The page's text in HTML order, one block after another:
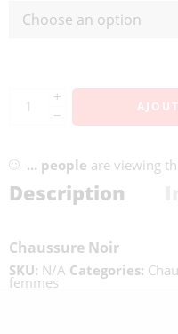
+
−
... people are viewing
Description
Chaussure Noir
SKU: N/A Categories:
femmes